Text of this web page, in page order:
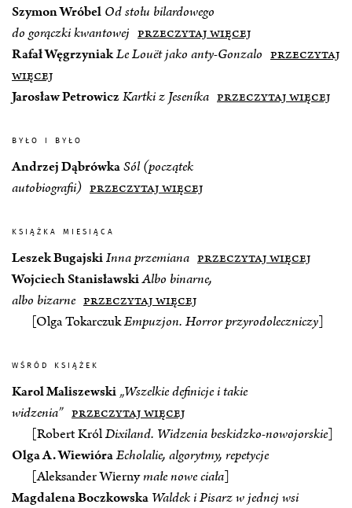
Szymon Wróbel Od stołu bilardowego
do gorączki kwantowej przeczytaj więcej
Rafał WęgrzyniakLe Louët jako anty‑Gonzalo przeczytaj
więcej
Jarosław PetrowiczKartki z Jeseníka przeczytaj więcej
było i było
Andrzej DąbrówkaSól (początek
autobiografii) przeczytaj więcej
książka miesiąca
Leszek BugajskiInna przemiana przeczytaj więcej
Wojciech StanisławskiAlbo binarne,
albo bizarne przeczytaj więcej
[Olga TokarczukEmpuzjon. Horror przyrodoleczniczy]
wśród książek
Karol Maliszewski „Wszelkie definicje i takie
widzenia” przeczytaj więcej
[Robert KrólDixiland. Widzenia beskidzko-nowojorskie]
Olga A. WiewióraEcholalie, algorytmy, repetycje
[Aleksander Wiernymałe nowe ciała]
Magdalena Boczkowska Waldek i Pisarz w jednej wsi